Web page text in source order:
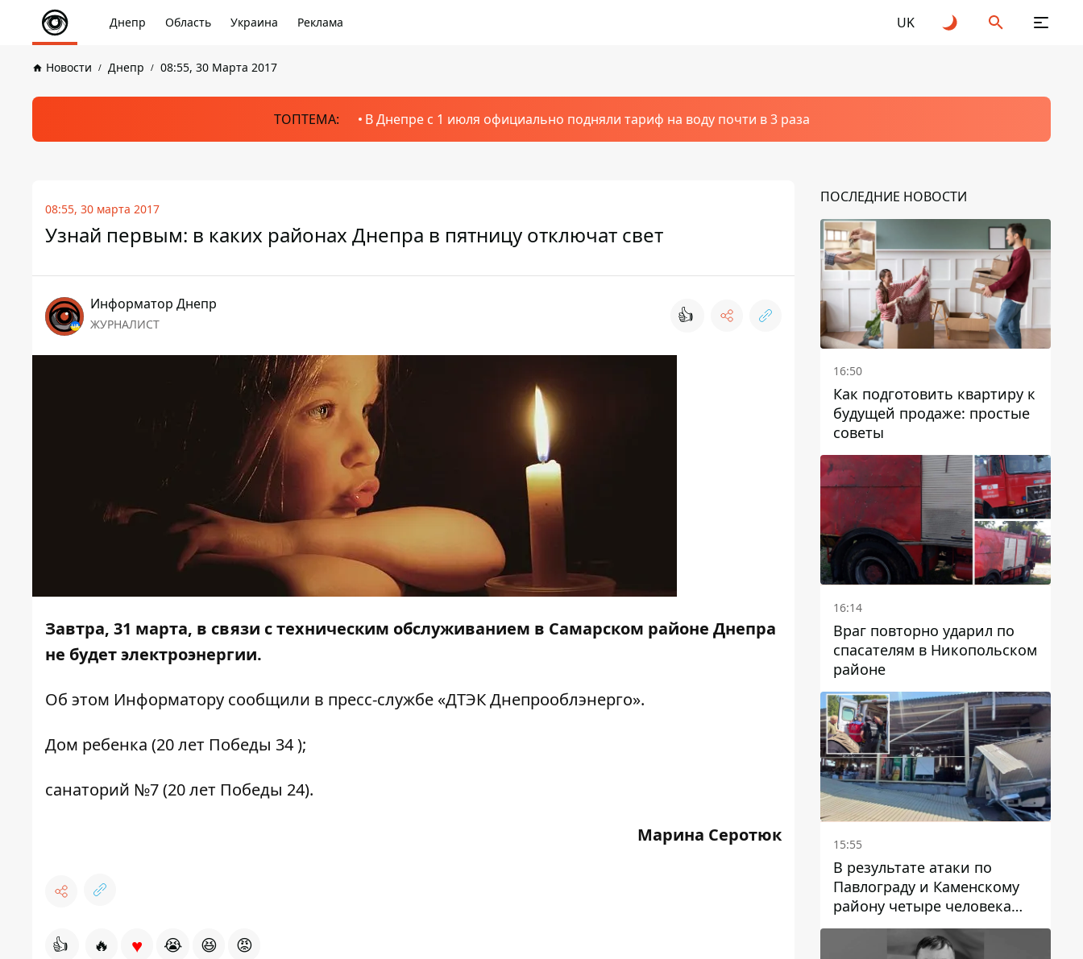
Днепр Область Украина Реклама UK
Новости Днепр 08:55, 30 Марта 2017
ТОПТЕМА: В Днепре с 1 июля официально подняли тариф на воду почти в 3 раза
08:55, 30 марта 2017
Узнай первым: в каких районах Днепра в пятницу отключат свет
Информатор Днепр
ЖУРНАЛИСТ 👍
Завтра, 31 марта, в связи с техническим обслуживанием в Самарском районе Днепра
не будет электроэнергии.
Об этом Информатору сообщили в пресс-службе «ДТЭК Днепрооблэнерго».
Дом ребенка (20 лет Победы 34 );
санаторий №7 (20 лет Победы 24).
Марина Серотюк
👍 🔥 ♥ 😭 😆 😡
ПОСЛЕДНИЕ НОВОСТИ
16:50
Как подготовить квартиру к
будущей продаже: простые
советы
16:14
Враг повторно ударил по
спасателям в Никопольском
районе
15:55
В результате атаки по
Павлограду и Каменскому
району четыре человека
погибли, семеро получили
ранения